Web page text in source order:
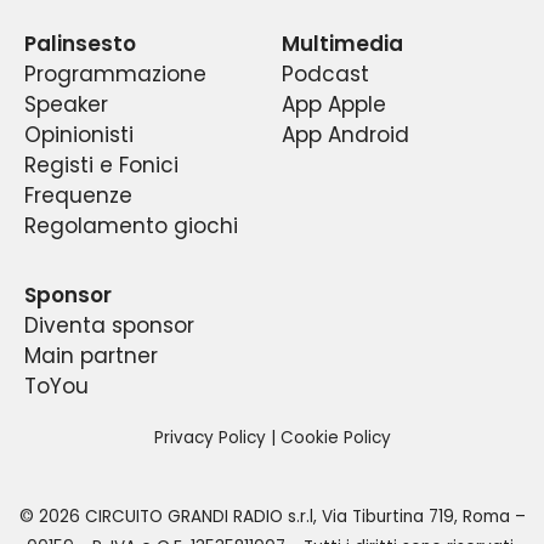
Palinsesto
Programmazione
Speaker
Opinionisti
Registi e Fonici
Frequenze
Regolamento giochi
Multimedia
Podcast
App Apple
App Android
Sponsor
Diventa sponsor
Main partner
ToYou
Privacy Policy| Cookie Policy
© 2026 CIRCUITO GRANDI RADIO s.r.l, Via Tiburtina 719, Roma –